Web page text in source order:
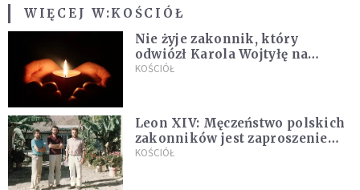
WIĘCEJ W:KOŚCIÓŁ
Nie żyje zakonnik, który
odwiózł Karola Wojtyłę na
konklawe. Jan Paweł II nazywał
KOŚCIÓŁ
Leon XIV: Męczeństwo polskich
zakonników jest zaproszeniem
do jedności i misji całego
KOŚCIÓŁ